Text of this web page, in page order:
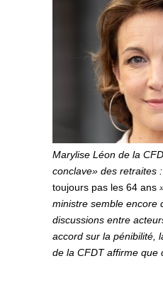
Marylise Léon de la
conclave» des retraites
toujours pas les 64 ans
ministre semble encore
discussions entre
accord sur la pénibilité,
de la CFDT affirme que